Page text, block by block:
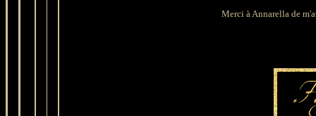
Merci à Annarella de